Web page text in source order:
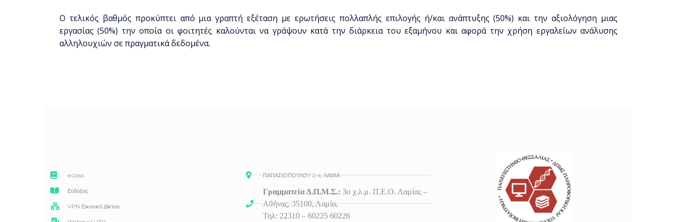
Ο τελικός βαθμός προκύπτει από μια γραπτή εξέταση με ερωτήσεις πολλαπλής επιλογής ή/και ανάπτυξης (50%) και την αξιολόγηση μιας
εργασίας (50%) την οποία οι φοιτητές καλούνται να γράψουν κατά την διάρκεια του εξαμήνου και αφορά την χρήση εργαλείων ανάλυσης
αλληλουχιών σε πραγματικά δεδομένα.
eclass
Εύδοξος
VPN Εικονικό Δίκτυο
ΠΑΠΑΣΙΟΠΟΥΛΟΥ 2-4, ΛΑΜΙΑ
Γραμματεία Δ.Π.Μ.Σ.: 3οχ.λ.μ. Π.Ε.Ο. Λαμίας –
Αθήνας, 35100, Λαμία,
Τηλ: 22310 – 60225 60226